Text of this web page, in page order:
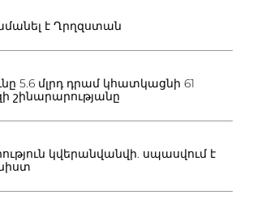
է Ղրղզստան
5.6 մլրդ դրամ կհատկացնի 61
շինարարությանը
կվերանվանվի. սպասվում է